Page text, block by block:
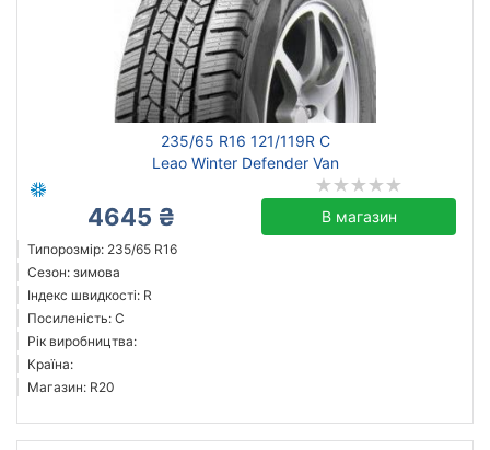
235/65 R16 121/119R C
Leao Winter Defender Van
4645 ₴ В магазин
Типорозмір: 235/65 R16
Сезон: зимова
Індекс швидкості: R
Посиленість: C
Рік виробництва:
Країна:
Магазин: R20